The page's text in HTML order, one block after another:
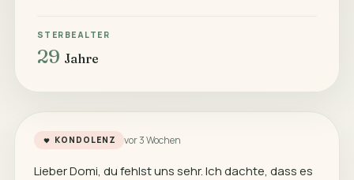
STERBEALTER
29 Jahre
KONDOLENZ vor 3 Wochen
Lieber Domi, du fehlst uns sehr. Ich dachte, dass es